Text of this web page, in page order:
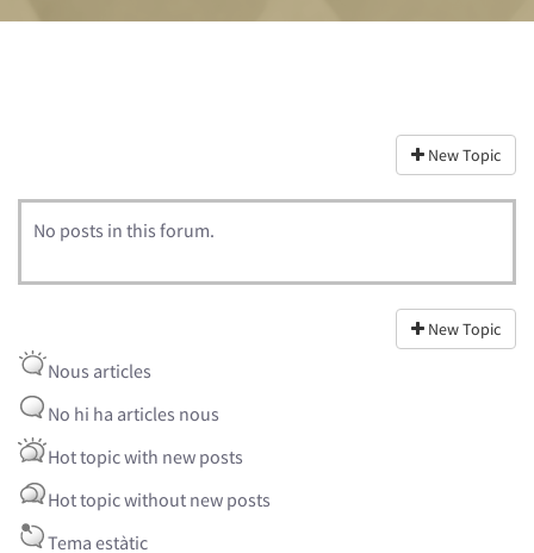
New Topic
No posts in this forum.
New Topic
Nous articles
No hi ha articles nous
Hot topic with new posts
Hot topic without new posts
Tema estàtic